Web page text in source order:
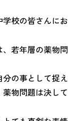
校の皆さんに
若年層の薬物
の事として捉
物問題は決し